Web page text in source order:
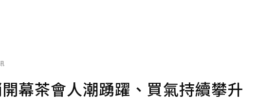
開幕茶會人潮踴躍、買氣持續攀升